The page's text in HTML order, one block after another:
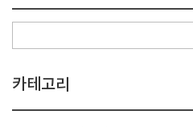
카테고리